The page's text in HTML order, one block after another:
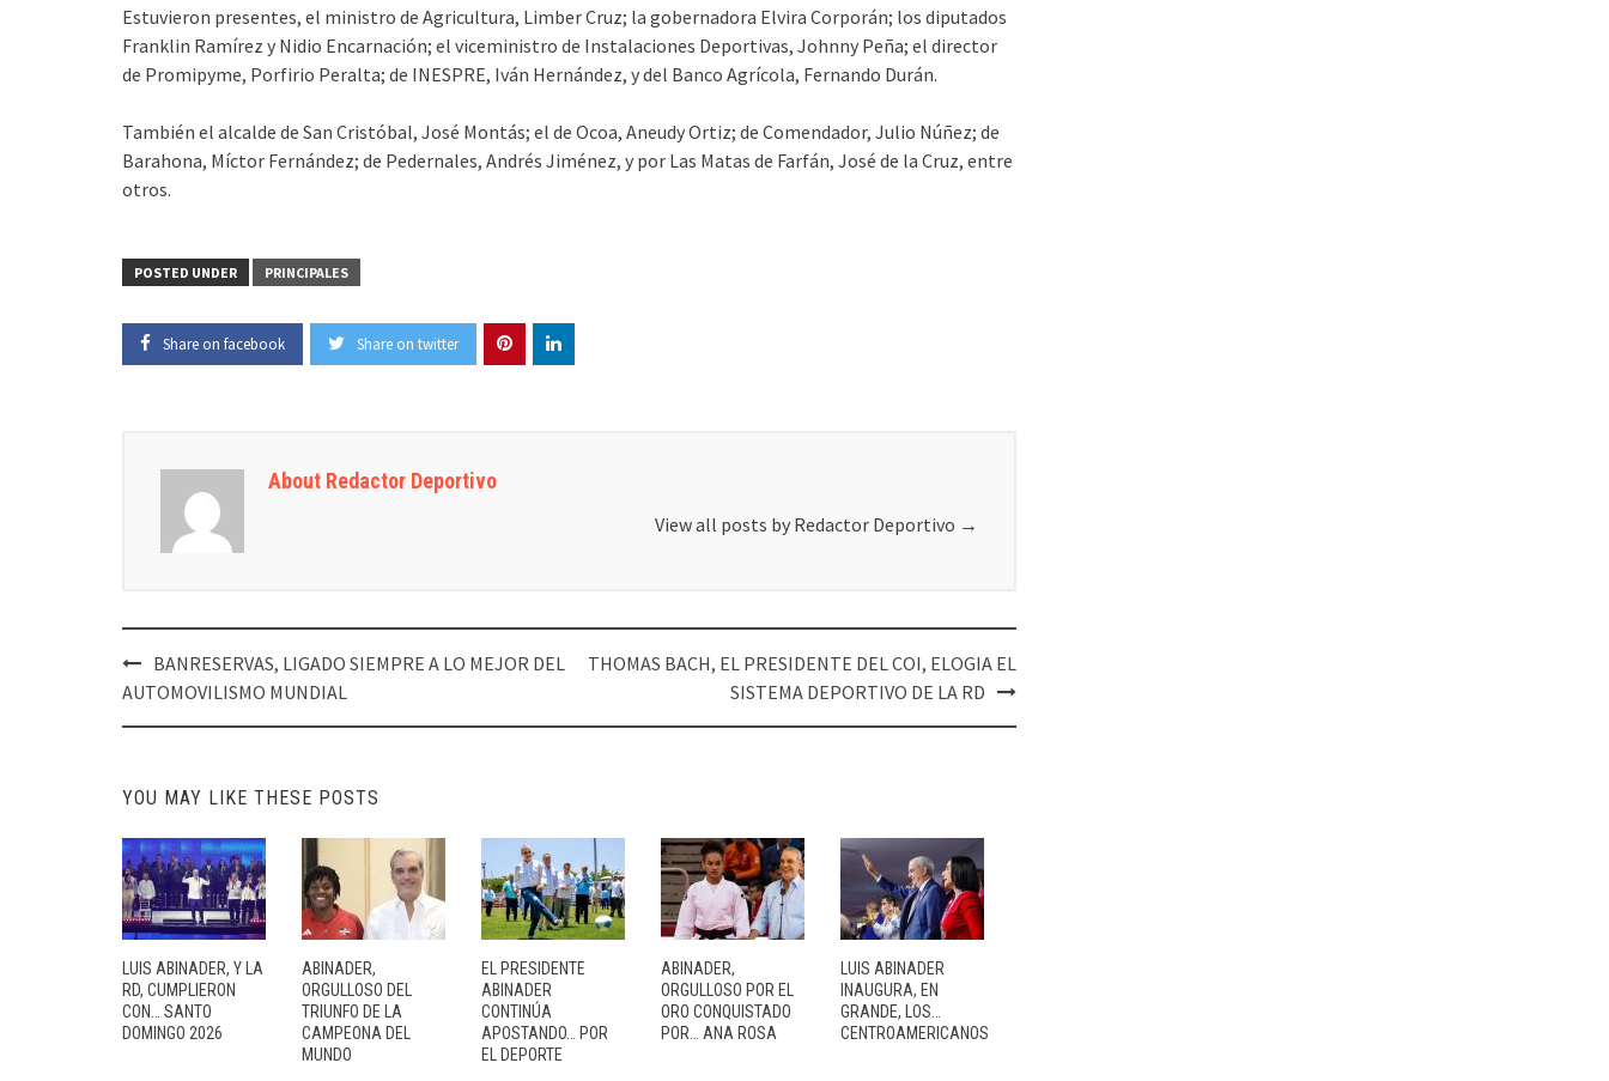
Estuvieron presentes, el ministro de Agricultura, Limber Cruz; la gobernadora Elvira Corporán; los diputados
Franklin Ramírez y Nidio Encarnación; el viceministro de Instalaciones Deportivas, Johnny Peña; el director
de Promipyme, Porfirio Peralta; de INESPRE, Iván Hernández, y del Banco Agrícola, Fernando Durán.
También el alcalde de San Cristóbal, José Montás; el de Ocoa, Aneudy Ortiz; de Comendador, Julio Núñez; de
Barahona, Míctor Fernández; de Pedernales, Andrés Jiménez, y por Las Matas de Farfán, José de la Cruz, entre
otros.
POSTED UNDER PRINCIPALES
Share on facebook Share on twitter
About Redactor Deportivo
View all posts by Redactor Deportivo →
Post
navigation
BANRESERVAS, LIGADO SIEMPRE A LO MEJOR DEL
AUTOMOVILISMO MUNDIAL
THOMAS BACH, EL PRESIDENTE DEL COI, ELOGIA EL
SISTEMA DEPORTIVO DE LA RD
YOU MAY LIKE THESE POSTS
LUIS ABINADER, Y LA
RD, CUMPLIERON
CON… SANTO
DOMINGO 2026
ABINADER,
ORGULLOSO DEL
TRIUNFO DE LA
CAMPEONA DEL
MUNDO
EL PRESIDENTE
ABINADER
CONTINÚA
APOSTANDO… POR
EL DEPORTE
ABINADER,
ORGULLOSO POR EL
ORO CONQUISTADO
POR… ANA ROSA
LUIS ABINADER
INAUGURA, EN
GRANDE, LOS…
CENTROAMERICANOS